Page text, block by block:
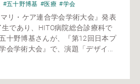
#五十野博基 #医療 #学会
リ・ケア連合学会学術大会』発表
であり、HITO病院総合診療科で
十野博基さんが、『第12回日本プ
会学術大会』で、演題「デザイ...